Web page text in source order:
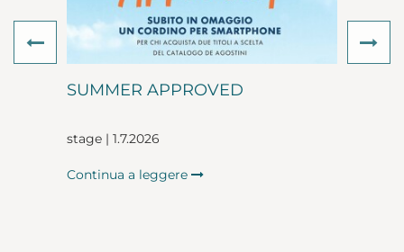
SUMMER APPROVED
stage | 1.7.2026
Continua a leggere
Previous